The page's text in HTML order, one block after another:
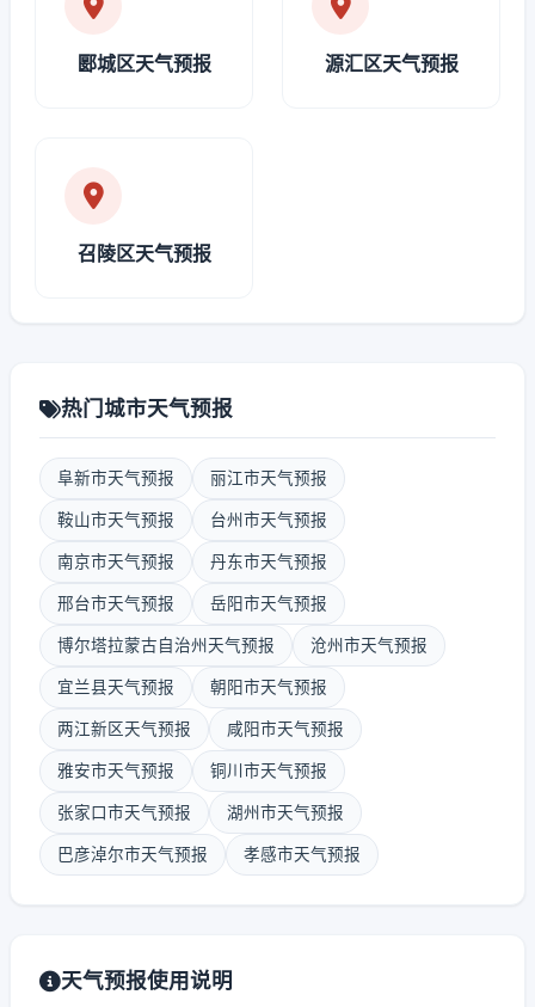
郾城区天气预报 源汇区天气预报
召陵区天气预报
热门城市天气预报
阜新市天气预报 丽江市天气预报
鞍山市天气预报 台州市天气预报
南京市天气预报 丹东市天气预报
邢台市天气预报 岳阳市天气预报
博尔塔拉蒙古自治州天气预报 沧州市天气预报
宜兰县天气预报 朝阳市天气预报
两江新区天气预报 咸阳市天气预报
雅安市天气预报 铜川市天气预报
张家口市天气预报 湖州市天气预报
巴彦淖尔市天气预报 孝感市天气预报
天气预报使用说明